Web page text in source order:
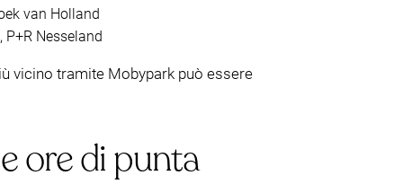
van Holland
P+R Nesseland
vicino tramite Mobypark può essere
ore di punta